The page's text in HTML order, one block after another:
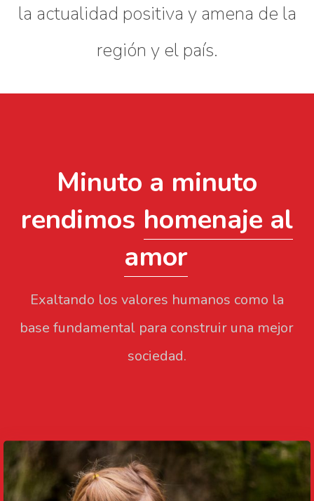
la actualidad positiva y amena de la
región y el país.
Minuto a minuto
rendimos homenaje al
amor
Exaltando los valores humanos como la
base fundamental para construir una mejor
sociedad.